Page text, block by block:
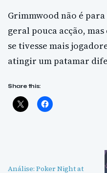
Grimmwood não é
geral pouca acção,
se tivesse mais
atingir um patamar
Share this:
Análise: Poker Night at